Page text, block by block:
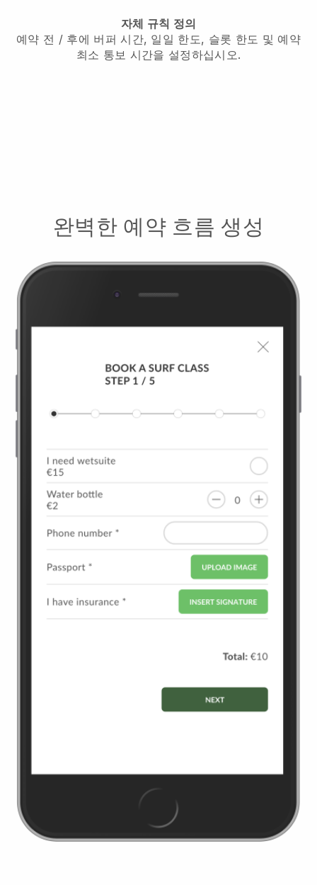
자체 규칙 정의
예약 전 / 후에 버퍼 시간, 일일 한도, 슬롯 한도 및 예약
최소 통보 시간을 설정하십시오.
완벽한 예약 흐름 생성